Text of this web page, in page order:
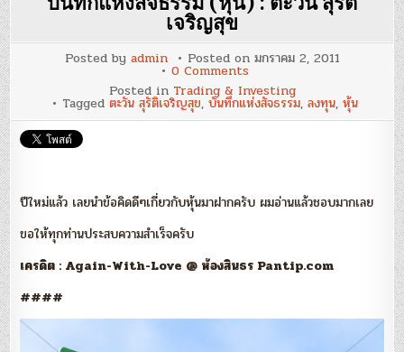
เจริญสุข
Posted by admin Posted on มกราคม 2, 2011
0 Commentson
บันทึก
แห่ง
สัจธรรม
(หุ้น)
Posted in Trading & Investing
Tagged ตะวัน สุรัติเจริญสุข, บันทึกแห่งสัจธรรม, ลงทุน, หุ้น
ปีใหม่แล้ว เลยนำข้อคิดดีๆเกี่ยวกับหุ้นมาฝากครับ ผมอ่านแล้วชอบมากเลย
ขอให้ทุกท่านประสบความสำเร็จครับ
เครดิต : Again-With-Love @ ห้องสินธร Pantip.com
####